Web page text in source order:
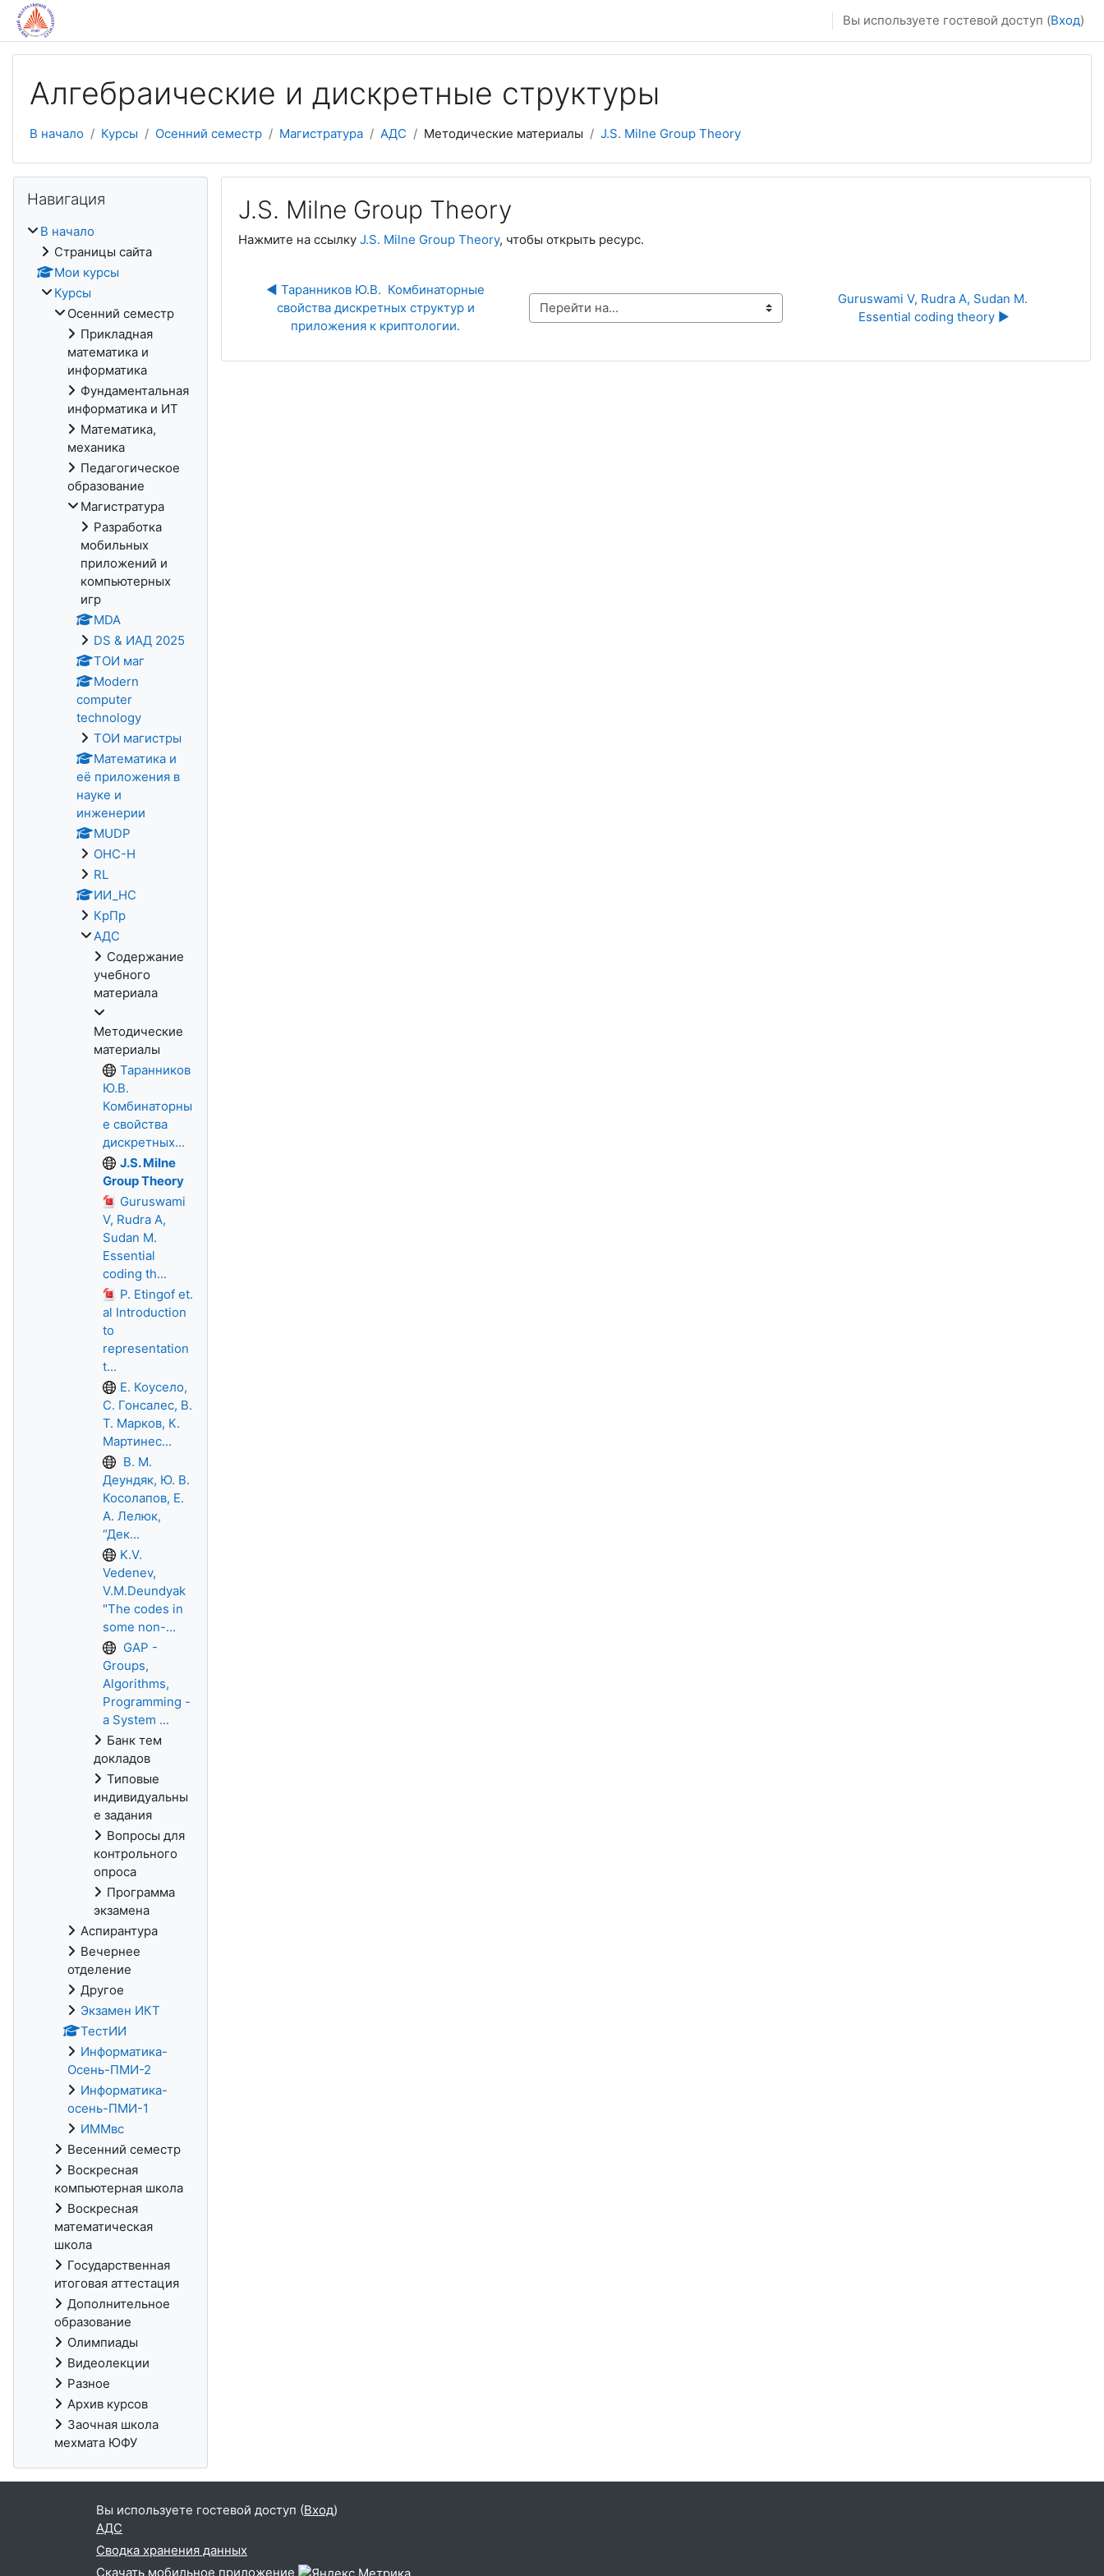
Перейти к основному содержанию
Вы используете гостевой доступ (Вход)
Алгебраические и дискретные структуры
В начало Курсы Осенний семестр Магистратура АДС Методические материалы J.S. Milne Group Theory
J.S. Milne Group Theory
Нажмите на ссылку J.S. Milne Group Theory, чтобы открыть ресурс.
◀︎ Таранников Ю.В.  Комбинаторные
свойства дискретных структур и
приложения к криптологии.
Перейти на...
Guruswami V, Rudra A, Sudan M.
Essential coding theory ▶︎
Навигация
В начало
Страницы сайта
Мои курсы
Курсы
Осенний семестр
Прикладная
математика и
информатика
Фундаментальная
информатика и ИТ
Математика,
механика
Педагогическое
образование
Магистратура
Разработка
мобильных
приложений и
компьютерных
игр
MDA
DS & ИАД 2025
ТОИ маг
Modern
computer
technology
ТОИ магистры
Математика и
её приложения в
науке и
инженерии
MUDP
ОНС-Н
RL
ИИ_НС
КрПр
АДС
Содержание
учебного
материала
Методические
материалы
Таранников
Ю.В.
Комбинаторны
е свойства
дискретных...
J.S. Milne
Group Theory
Guruswami
V, Rudra A,
Sudan M.
Essential
coding th...
P. Etingof et.
al Introduction
to
representation
t...
Е. Коусело,
С. Гонсалес, В.
Т. Марков, К.
Мартинес...
В. М.
Деундяк, Ю. В.
Косолапов, Е.
А. Лелюк,
“Дек...
K.V.
Vedenev,
V.M.Deundyak
"The codes in
some non-...
GAP -
Groups,
Algorithms,
Programming -
a System ...
Банк тем
докладов
Типовые
индивидуальны
е задания
Вопросы для
контрольного
опроса
Программа
экзамена
Аспирантура
Вечернее
отделение
Другое
Экзамен ИКТ
ТестИИ
Информатика-
Осень-ПМИ-2
Информатика-
осень-ПМИ-1
ИММвс
Весенний семестр
Воскресная
компьютерная школа
Воскресная
математическая
школа
Государственная
итоговая аттестация
Дополнительное
образование
Олимпиады
Видеолекции
Разное
Архив курсов
Заочная школа
мехмата ЮФУ
Вы используете гостевой доступ (Вход)
АДС
Сводка хранения данных
Скачать мобильное приложение